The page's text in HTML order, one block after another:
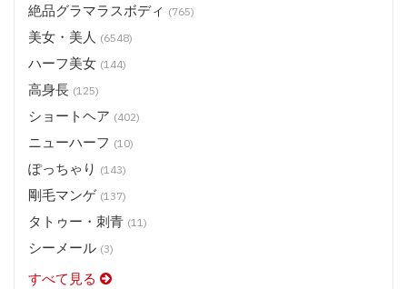
絶品グラマラスボディ (765)
美女・美人 (6548)
ハーフ美女 (144)
高身長 (125)
ショートヘア (402)
ニューハーフ (10)
ぽっちゃり (143)
剛毛マンゲ (137)
タトゥー・刺青 (11)
シーメール (3)
すべて見る